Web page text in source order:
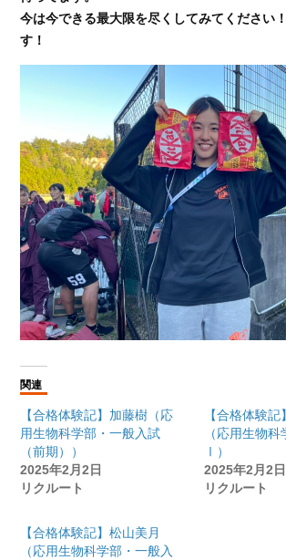
今は今できる最大限を尽くしてみてください
す！
関連
【合格体験記】加藤樹（応
用生物科学部・一般入試
（前期））
2025年2月2日
リクルート
【合格体験
（応用生物
Ⅰ）
2025年2月2日
リクルート
【合格体験記】松山美月
（応用生物科学部・一般入